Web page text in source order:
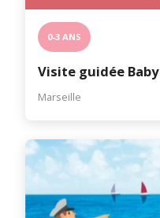
0-3 ANS
Visite guidée
Marseille